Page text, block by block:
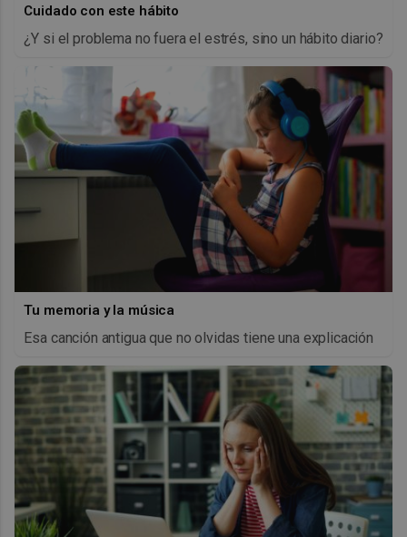
Cuidado con este hábito
¿Y si el problema no fuera el estrés, sino un hábito diario?
Tu memoria y la música
Esa canción antigua que no olvidas tiene una explicación